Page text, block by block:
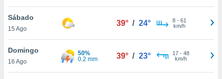
cookies
aceptar
Sábado
15 Ago
39° / 24° 8- 61
km/h
Domingo
16 Ago
50%
0.2 mm
39° / 23° 17- 48
km/h